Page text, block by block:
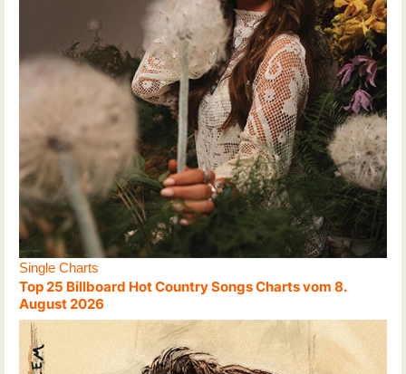
Single Charts
Top 25 Billboard Hot Country Songs Charts vom 8.
August 2026